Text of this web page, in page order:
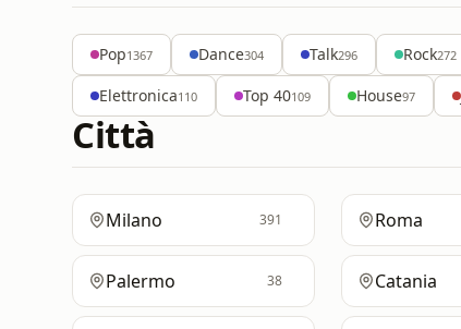
Pop1367 Dance304 Talk296 Rock272
Elettronica110 Top 40109 House97
Città
Milano 391 Roma
Palermo 38 Catania